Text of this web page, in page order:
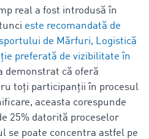
real a fost introdusă în
este recomandată de
de Mărfuri, Logistică
preferată de vizibilitate în
demonstrat că oferă
toți participanții în procesul
aceasta corespunde
25% datorită proceselor
se poate concentra astfel pe